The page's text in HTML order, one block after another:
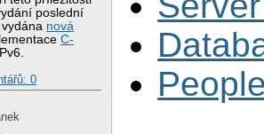
poslední
nová
C-
0